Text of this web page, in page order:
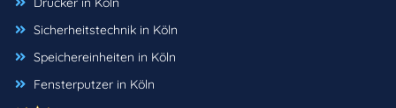
Sicherheitstechnik in Köln
Speichereinheiten in Köln
Fensterputzer in Köln